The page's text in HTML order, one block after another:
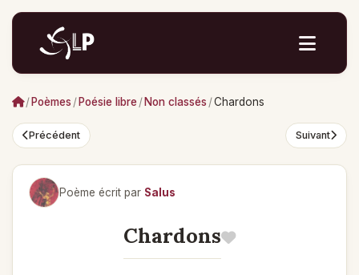
/ Poèmes / Poésie libre/ Non classés /Chardons
Précédent Suivant
Poème écrit par Salus
Chardons